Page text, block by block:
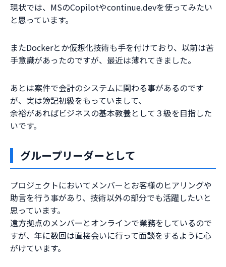
現状では、MSのCopilotやcontinue.devを使ってみたい
と思っています。
またDockerとか仮想化技術も手を付けており、以前は苦
手意識があったのですが、最近は薄れてきました。
あとは案件で会計のシステムに関わる事があるのです
が、実は簿記初級をもっていまして、
余裕があればビジネスの基本教養として３級を目指した
いです。
グループリーダーとして
プロジェクトにおいてメンバーとお客様のヒアリングや
助言を行う事があり、技術以外の部分でも活躍したいと
思っています。
遠方拠点のメンバーとオンラインで業務をしているので
すが、年に数回は直接会いに行って面談をするように心
がけています。